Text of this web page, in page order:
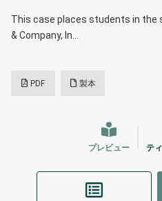
This case places students in the
& Company, In…
PDF 製本
プレビュー テ